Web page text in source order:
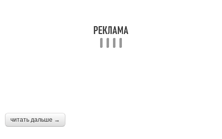
читать дальше →